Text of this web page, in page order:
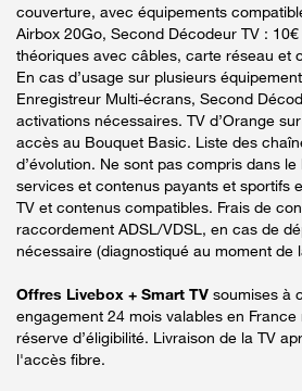
couverture, avec équipements
Airbox 20Go, Second Décodeur TV :
théoriques avec câbles, carte réseau et
En cas d’usage sur plusieurs
Enregistreur Multi-écrans, Second
activations nécessaires. TV d’Orange
accès au Bouquet Basic. Liste des
d’évolution. Ne sont pas compris dans
services et contenus payants et sportifs
TV et contenus compatibles. Frais de
raccordement ADSL/VDSL, en cas de
nécessaire (diagnostiqué au moment de
Offres Livebox + Smart TV soumises à
engagement 24 mois valables en
réserve d’éligibilité. Livraison de la TV
l'accès fibre.